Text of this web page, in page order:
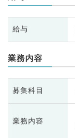
給与
業務内容
募集科目
業務内容